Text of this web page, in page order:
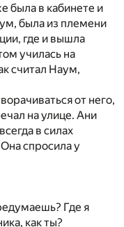
была в кабинете и
была из племени
где и вышла
училась на
считал Наум,
от него,
на улице. Ани
в силах
спросила у
Где я
как ты?